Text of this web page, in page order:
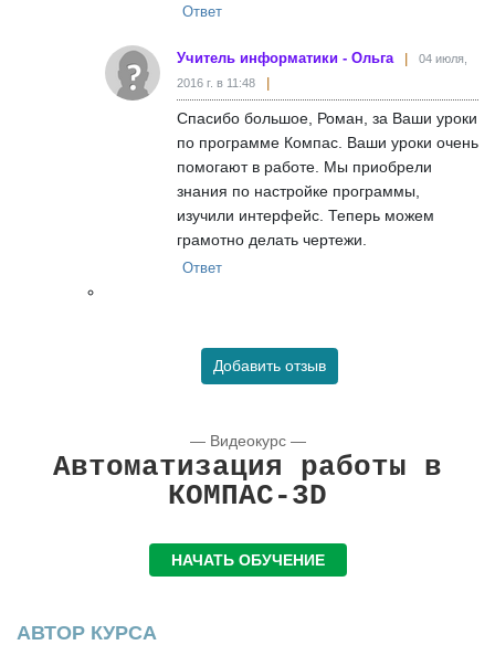
Ответ
Учитель информатики - Ольга
04 июля,
2016 г. в 11:48
Спасибо большое, Роман, за Ваши уроки
по программе Компас. Ваши уроки очень
помогают в работе. Мы приобрели
знания по настройке программы,
изучили интерфейс. Теперь можем
грамотно делать чертежи.
Ответ
Добавить отзыв
— Видеокурс —
Автоматизация работы в
КОМПАС-3D
НАЧАТЬ ОБУЧЕНИЕ
АВТОР КУРСА